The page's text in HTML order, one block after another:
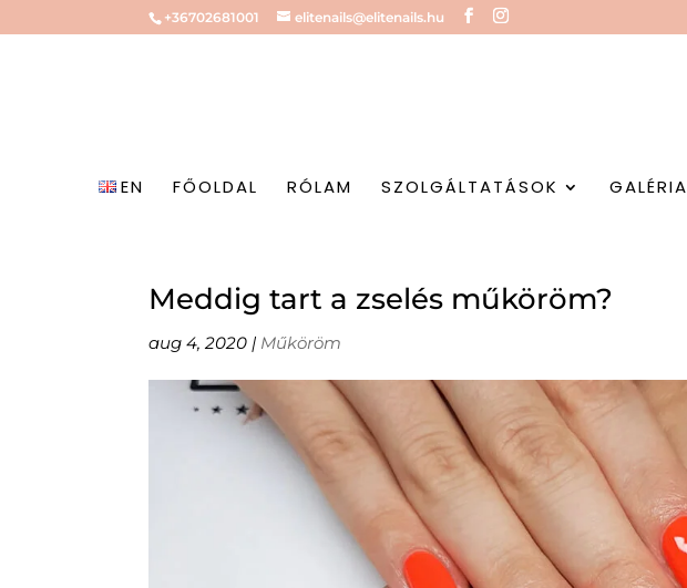
+36702681001 elitenails@elitenails.hu
EN FŐOLDAL RÓLAM SZOLGÁLTATÁSOK GALÉRIA
Meddig tart a zselés műköröm?
aug 4, 2020 | Műköröm